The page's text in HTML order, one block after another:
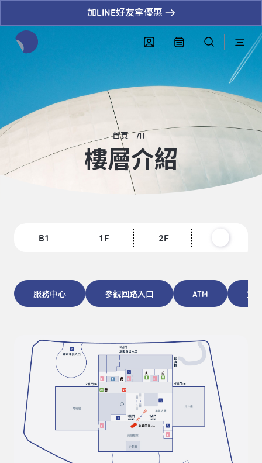
加LINE好友拿優惠
首頁 1F
樓層介紹
B1 1F 2F
服務中心 參觀回路入口 ATM 置